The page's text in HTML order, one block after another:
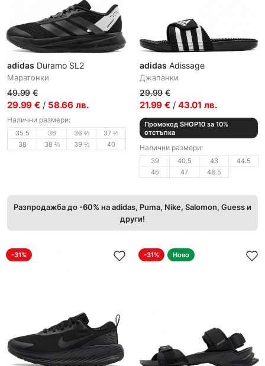
adidas Duramo SL2
Маратонки
49.99 €
29.99 € / 58.66 лв.
Налични размери:
35.5 36 36 ⅔
37 ⅓
38
38 ⅔ 39 ⅓ 40
adidas Adissage
Джапанки
29.99 €
21.99 € / 43.01 лв.
Промокод SHOP10 за 10%
отстъпка
Налични размери:
39 40.5 43
44.5
46
47 48.5
Разпродажба до -60% на adidas, Puma, Nike, Salomon, Guess и
други!
-31% -31% Ново